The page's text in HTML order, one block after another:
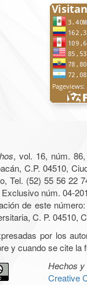
, vol. 16, núm.
C.P. 04510,
Tel. (52) 55 56 22
núm. 04-
de este
C. P. 04510,
por los
y cuando se cite
Hechos y
Creative